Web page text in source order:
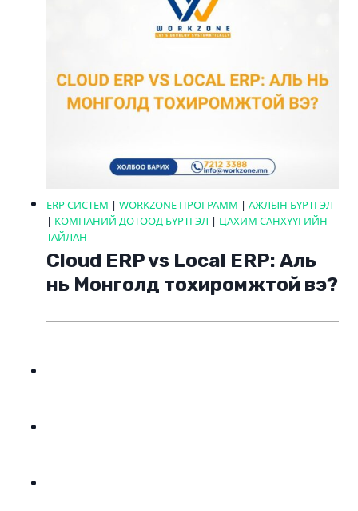
ERP СИСТЕМ | WORKZONE ПРОГРАММ | АЖЛЫН БҮРТГЭЛ
| КОМПАНИЙ ДОТООД БҮРТГЭЛ | ЦАХИМ САНХҮҮГИЙН
ТАЙЛАН
Cloud ERP vs Local ERP: Аль
нь Монголд тохиромжтой вэ?